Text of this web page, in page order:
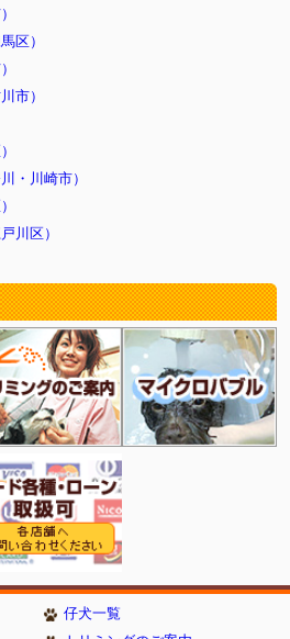
ア（新浦安）
フェア(新浦安）
断(3/19) 豊明店
ア開催中(豊明店)
こちゃん・ハッピープライス！(戸塚・新
！（新浦安店）
ア（新浦安店）
♪♪ (西神中央店)
ェア（新浦安店）
にゃんフェア開催☆(戸塚店)
新浦安店）
んフェア（新浦安店）
☆ 【練馬平和台店】
スティバル開催中☆(戸塚店)
日はお得！（新浦安店）
ンペーン★豊明店
区）
市）
・川崎市）
川区）
仔犬一覧